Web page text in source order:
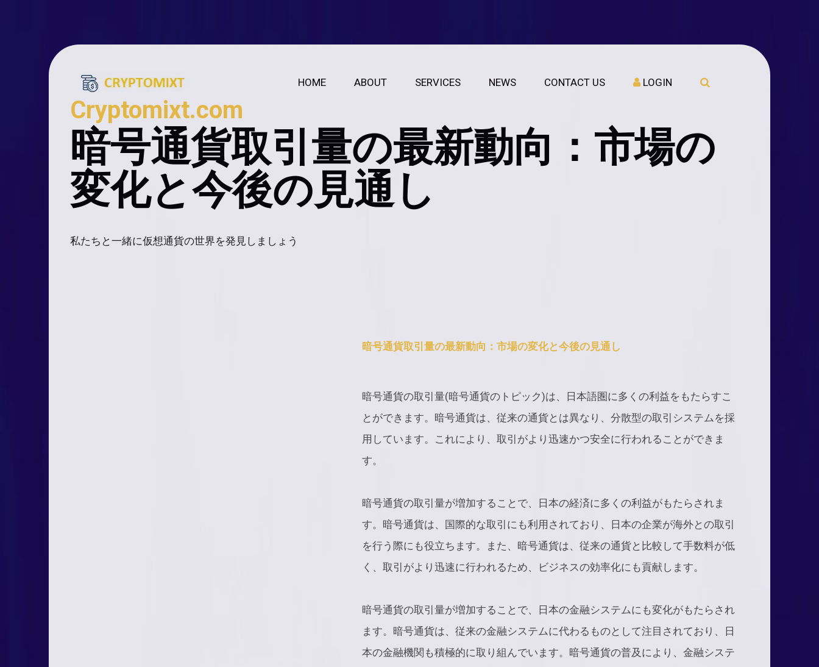
HOME ABOUT SERVICES NEWS CONTACT US LOGIN
Cryptomixt.com
暗号通貨取引量の最新動向：市場の
変化と今後の見通し
私たちと一緒に仮想通貨の世界を発見しましょう
暗号通貨取引量の最新動向：市場の変化と今後の見通し
暗号通貨の取引量(暗号通貨のトピック)は、日本語圏に多くの利益をもたらすこ
とができます。暗号通貨は、従来の通貨とは異なり、分散型の取引システムを採
用しています。これにより、取引がより迅速かつ安全に行われることができま
す。
暗号通貨の取引量が増加することで、日本の経済に多くの利益がもたらされま
す。暗号通貨は、国際的な取引にも利用されており、日本の企業が海外との取引
を行う際にも役立ちます。また、暗号通貨は、従来の通貨と比較して手数料が低
く、取引がより迅速に行われるため、ビジネスの効率化にも貢献します。
暗号通貨の取引量が増加することで、日本の金融システムにも変化がもたらされ
ます。暗号通貨は、従来の金融システムに代わるものとして注目されており、日
本の金融機関も積極的に取り組んでいます。暗号通貨の普及により、金融システ